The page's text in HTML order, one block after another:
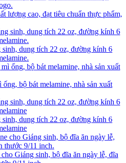
lượng cao, đạt tiêu chuẩn thực phẩm,
dung tích 22 oz, đường kính 6
bộ bát melamine, nhà sản xuất
dung tích 22 oz, đường kính 6
Giáng sinh, bộ đĩa ăn ngày lễ, đĩa